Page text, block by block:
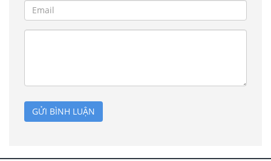
GỬI BÌNH LUẬN